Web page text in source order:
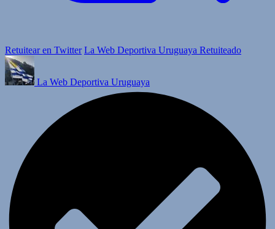
Retuitear en Twitter La Web Deportiva Uruguaya Retuiteado
La Web Deportiva Uruguaya